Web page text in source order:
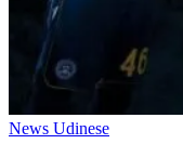
News Udinese